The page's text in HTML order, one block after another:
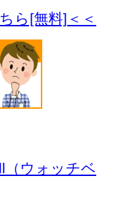
ら[無料]＜＜
（ウォッチベ